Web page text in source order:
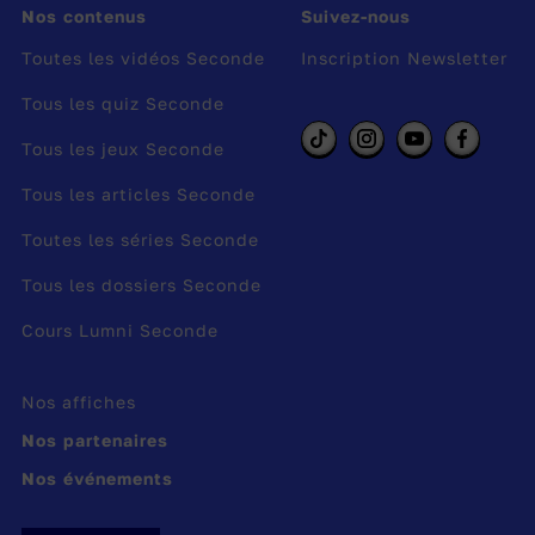
niveauxqui te permettent chacun d’obtenir un
diplôme :
LaLicenceen 3 ans
Selon la filière que tu auras choisie, la fac
Nos contenus
Toutes les vidéos Seconde
Tous les quiz Seconde
Tous les jeux Seconde
Tous les articles Seconde
Toutes les séries Seconde
Tous les dossiers Seconde
Cours Lumni Seconde
Suivez-nous
Inscription Newsletter
Nos affiches
Nos partenaires
Nos événements